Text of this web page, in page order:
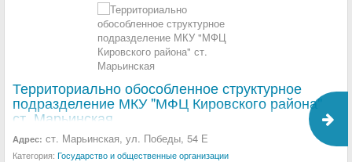
Территориально обособленное структурное
подразделение МКУ "МФЦ Кировского района"
ст. Марьинская
Адрес: ст. Марьинская, ул. Победы, 54 Е
Категория: Государство и общественные организации